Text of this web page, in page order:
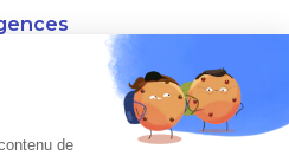
- 69001 Lyon
- 75012 Paris
de